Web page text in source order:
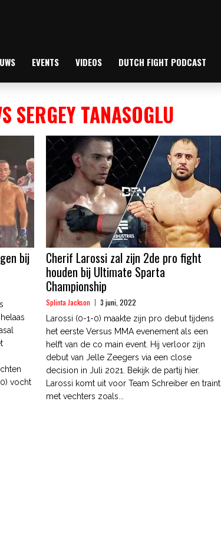
EVENTS VIDEOS DUTCH FIGHT PODCAST
SERGEY TANASOGLU
bij
vocht
Cherif Larossi zal zijn 2de pro fight
houden bij Ultimate Sparta
Championship
Splinta Jackson 3 juni, 2022
Larossi (0-1-0) maakte zijn pro debut tijdens
het eerste Versus MMA evenement als een
helft van de co main event. Hij verloor zijn
debut van Jelle Zeegers via een close
decision in Juli 2021. Bekijk de partij hier.
Larossi komt uit voor Team Schreiber en traint
met vechters zoals...